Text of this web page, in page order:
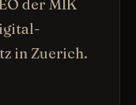
der MIK
in Zuerich.